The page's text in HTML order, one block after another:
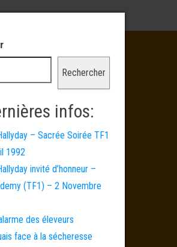
Rechercher
infos:
– Sacrée Soirée TF1
1992
invité d’honneur –
(TF1) – 2 Novembre
des éleveurs
face à la sécheresse